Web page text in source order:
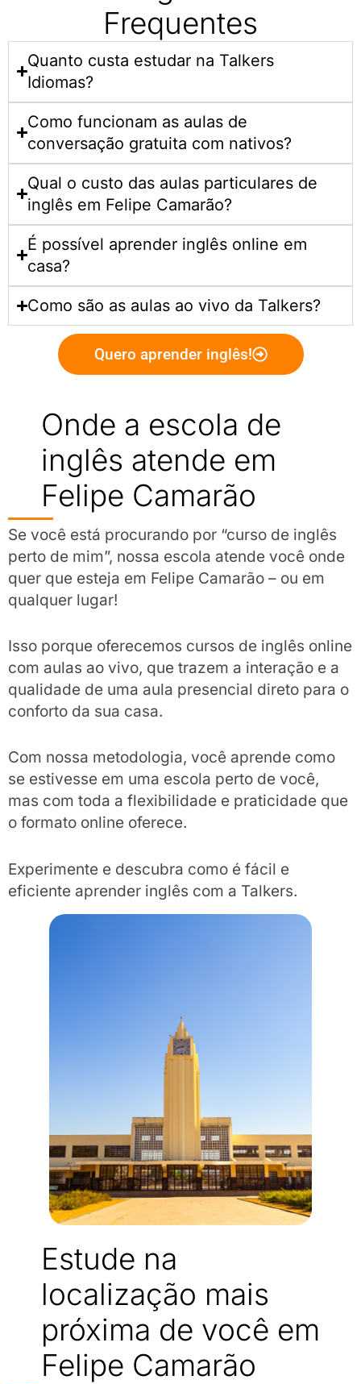
Frequentes
Quanto custa estudar na Talkers
Idiomas?​
Como funcionam as aulas de
conversação gratuita com nativos?
Qual o custo das aulas particulares de
inglês em Felipe Camarão?
É possível aprender inglês online em
casa?
Como são as aulas ao vivo da Talkers?
Quero aprender inglês!
Onde a escola de
inglês atende em
Felipe Camarão
Se você está procurando por “curso de inglês
perto de mim”, nossa escola atende você onde
quer que esteja em Felipe Camarão – ou em
qualquer lugar!
Isso porque oferecemos cursos de inglês online
com aulas ao vivo, que trazem a interação e a
qualidade de uma aula presencial direto para o
conforto da sua casa.
Com nossa metodologia, você aprende como
se estivesse em uma escola perto de você,
mas com toda a flexibilidade e praticidade que
o formato online oferece.
Experimente e descubra como é fácil e
eficiente aprender inglês com a Talkers.
Estude na
localização mais
próxima de você em
Felipe Camarão